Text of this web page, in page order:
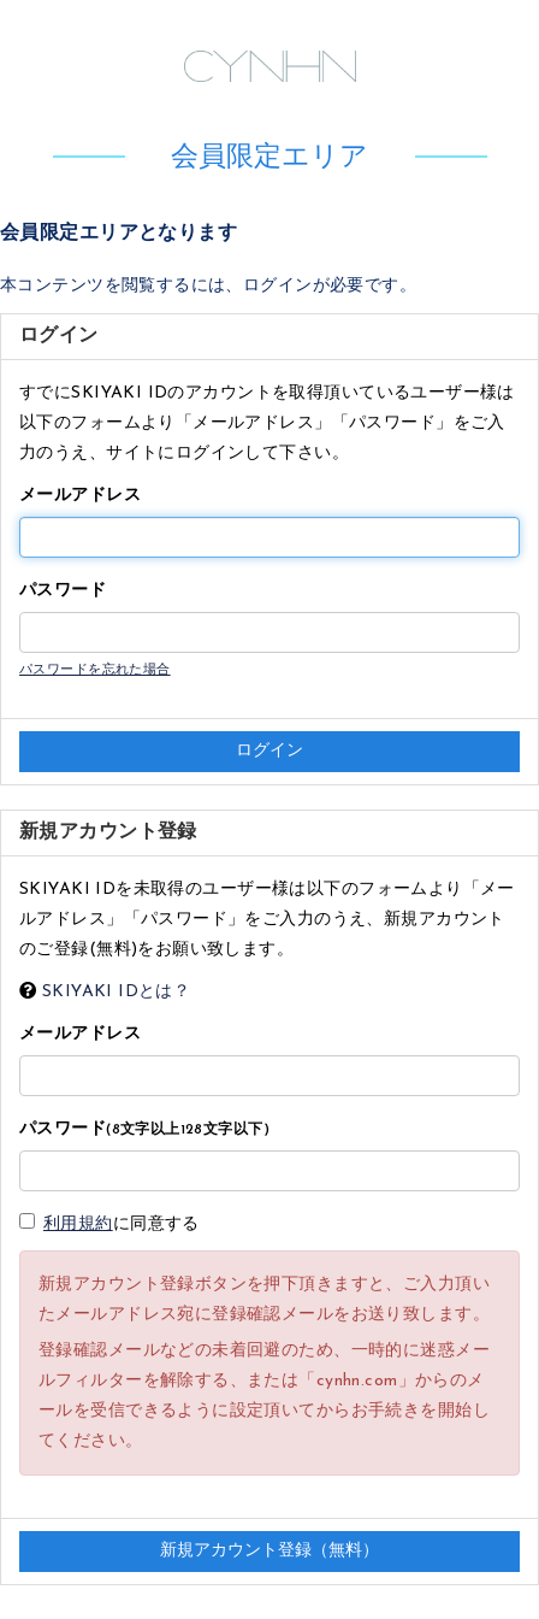
会員限定エリア
会員限定エリアとなります
本コンテンツを閲覧するには、ログインが必要です。
ログイン
すでにSKIYAKI IDのアカウントを取得頂いているユーザー様は
以下のフォームより「メールアドレス」「パスワード」をご入
力のうえ、サイトにログインして下さい。
メールアドレス
パスワード
パスワードを忘れた場合
新規アカウント登録
SKIYAKI IDを未取得のユーザー様は以下のフォームより「メー
ルアドレス」「パスワード」をご入力のうえ、新規アカウント
のご登録(無料)をお願い致します。
SKIYAKI IDとは？
メールアドレス
パスワード(8文字以上128文字以下)
利用規約 に同意する
新規アカウント登録ボタンを押下頂きますと、ご入力頂い
たメールアドレス宛に登録確認メールをお送り致します。
登録確認メールなどの未着回避のため、一時的に迷惑メー
ルフィルターを解除する、または「cynhn.com」からのメ
ールを受信できるように設定頂いてからお手続きを開始し
てください。